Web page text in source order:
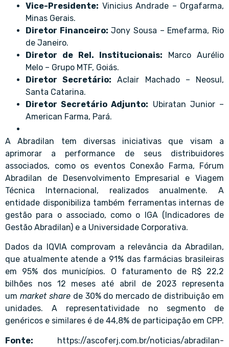
Vice-Presidente: Vinicius Andrade – Orgafarma,
Minas Gerais.
Diretor Financeiro: Jony Sousa – Emefarma, Rio
de Janeiro.
Diretor de Rel. Institucionais: Marco Aurélio
Melo – Grupo MTF, Goiás.
Diretor Secretário: Aclair Machado – Neosul,
Santa Catarina.
Diretor Secretário Adjunto: Ubiratan Junior –
American Farma, Pará.
A Abradilan tem diversas iniciativas que visam a
aprimorar a performance de seus distribuidores
associados, como os eventos Conexão Farma, Fórum
Abradilan de Desenvolvimento Empresarial e Viagem
Técnica Internacional, realizados anualmente. A
entidade disponibiliza também ferramentas internas de
gestão para o associado, como o IGA (Indicadores de
Gestão Abradilan) e a Universidade Corporativa.
Dados da IQVIA comprovam a relevância da Abradilan,
que atualmente atende a 91% das farmácias brasileiras
em 95% dos municípios. O faturamento de R$ 22,2
bilhões nos 12 meses até abril de 2023 representa
um market sharede 30% do mercado de distribuição em
unidades. A representatividade no segmento de
genéricos e similares é de 44,8% de participação em CPP.
Fonte:
https://ascoferj.com.br/noticias/abradilan-